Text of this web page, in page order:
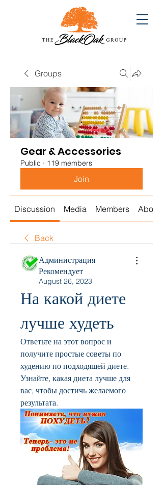
Groups
Gear & Accessories
Public · 119 members
Join
Discussion Media Members About
Back
Администрация
Рекомендует
August 26, 2023
На какой диете
лучше худеть
Ответьте на этот вопрос и
получите простые советы по
худению по подходящей диете.
Узнайте, какая диета лучше для
вас, чтобы достичь желаемого
результата.